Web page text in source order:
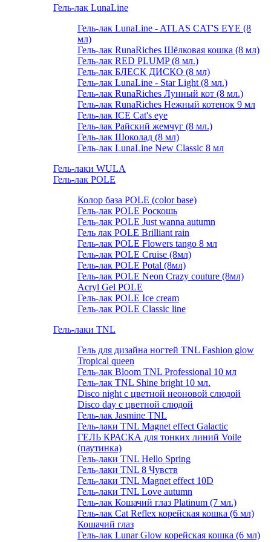
Гель-лак LunaLine
Гель-лак LunaLine - ATLAS CAT'S EYE (8
мл)
Гель-лак RunaRiches Шёлковая кошка (8 мл)
Гель-лак RED PLUMP (8 мл.)
Гель-лак БЛЕСК ДИСКО (8 мл)
Гель-лак LunaLine - Star Light (8 мл.)
Гель-лак RunaRiches Лунный кот (8 мл.)
Гель-лак RunaRiches Нежный котенок 9 мл
Гель-лак ICE Cat's eye
Гель-лак Райский жемчуг (8 мл.)
Гель-лак Шоколад (8 мл)
Гель-лак LunaLine New Classic 8 мл
Гель-лаки WULA
Гель-лак POLE
Колор база POLE (color base)
Гель-лак POLE Роскошь
Гель-лак POLE Just wanna autumn
Гель лак POLE Brilliant rain
Гель-лак POLE Flowers tango 8 мл
Гель-лак POLE Cruise (8мл)
Гель-лак POLE Potal (8мл)
Гель-лак POLE Neon Crazy couture (8мл)
Acryl Gel POLE
Гель-лак POLE Ice cream
Гель-лак POLE Classic line
Гель-лаки TNL
Гель для дизайна ногтей TNL Fashion glow
Tropical queen
Гель-лак Bloom TNL Professional 10 мл
Гель-лак TNL Shine bright 10 мл.
Disco night с цветной неоновой слюдой
Disco day с цветной слюдой
Гель-лак Jasmine TNL
Гель-лаки TNL Magnet effect Galactic
ГЕЛЬ КРАСКА для тонких линий Voile
(паутинка)
Гель-лаки TNL Hello Spring
Гель-лаки TNL 8 Чувств
Гель-лаки TNL Magnet effect 10D
Гель-лаки TNL Love autumn
Гель-лак Кошачий глаз Platinum (7 мл.)
Гель-лак Cat Reflex корейская кошка (6 мл)
Кошачий глаз
Гель-лак Lunar Glow корейская кошка (6 мл)